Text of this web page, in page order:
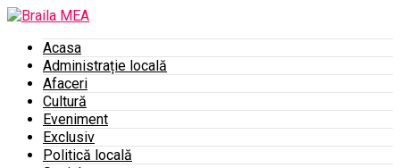
Acasa
Administrație locală
Afaceri
Cultură
Eveniment
Exclusiv
Politică locală